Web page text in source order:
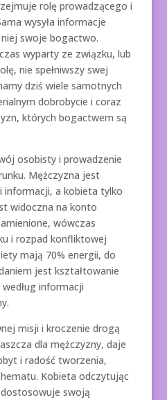
rolę prowadzącego i
wysyła informacje
swoje bogactwo.
wyparty ze związku, lub
nie spełniwszy swej
dziś wiele samotnych
dobrobycie i coraz
których bogactwem są
osobisty i prowadzenie
Mężczyzna jest
informacji, a kobieta tylko
widoczna na konto
wówczas
i rozpad konfliktowej
mają 70% energii, do
jest kształtowanie
informacji
misji i kroczenie drogą
dla mężczyzny, daje
i radość tworzenia,
Kobieta odczytując
swoją